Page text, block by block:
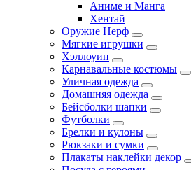
Аниме и Манга
Хентай
Оружие Нерф
Мягкие игрушки
Хэллоуин
Карнавальные костюмы
Уличная одежда
Домашняя одежда
Бейсболки шапки
Футболки
Брелки и кулоны
Рюкзаки и сумки
Плакаты наклейки декор